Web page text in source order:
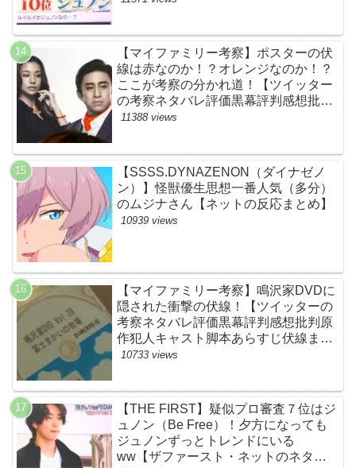
【マイファミリー考察】ポスターの伏
線は赤なのか！？オレンジなのか！？
ここが考察の分かれ道！【ツイッター
の考察ネタバレ評価黒幕評判感想批判
原作犯人キャスト脚本あらすじ伏線ま
11388 views
【SSSS.DYNAZENON（ダイナゼノ
ン）】怪獣優生思想一番人気（多分）
のムジナさん【ネットの反応まとめ】
10939 views
【マイファミリー考察】鳴沢家DVDに
隠された衝撃の伏線！【ツイッターの
考察ネタバレ評価黒幕評判感想批判原
作犯人キャスト脚本あらすじ伏線まと
め】
10733 views
【THE FIRST】疑似プロ審査７位はジ
ュノン（Be Free）！夕方になっても
ジュノンずっとトレンドにいる
ww【ザファースト・ネットのネタバ